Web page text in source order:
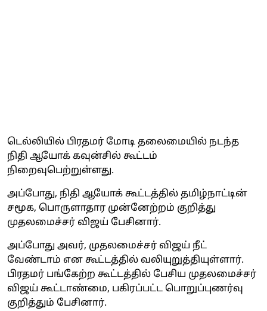
டெல்லியில் பிரதமர் மோடி தலைமையில் நடந்த
நிதி ஆயோக் கவுன்சில் கூட்டம்
நிறைவுபெற்றுள்ளது.
அப்போது, நிதி ஆயோக் கூட்டத்தில் தமிழ்நாட்டின்
சமூக, பொருளாதார முன்னேற்றம் குறித்து
முதலமைச்சர் விஜய் பேசினார்.
அப்போது அவர், முதலமைச்சர் விஜய் நீட்
வேண்டாம் என கூட்டத்தில் வலியுறுத்தியுள்ளார்.
பிரதமர் பங்கேற்ற கூட்டத்தில் பேசிய முதலமைச்சர்
விஜய் கூட்டாண்மை, பகிரப்பட்ட பொறுப்புணர்வு
குறித்தும் பேசினார்.